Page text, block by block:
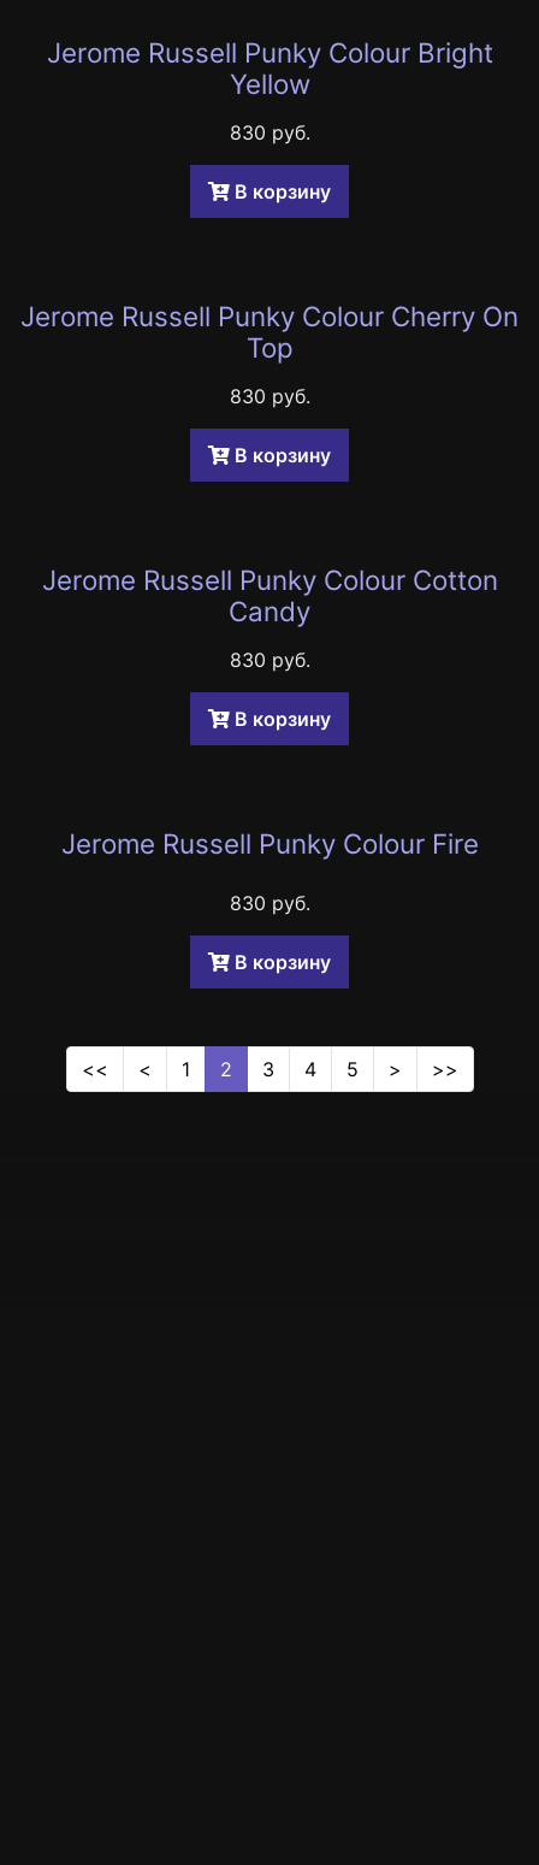
Jerome Russell Punky Colour Bright
Yellow
830 руб.
B корзину
Jerome Russell Punky Colour Cherry On
Top
830 руб.
B корзину
Jerome Russell Punky Colour Cotton
Candy
830 руб.
B корзину
Jerome Russell Punky Colour Fire
830 руб.
B корзину
<< < 1 2 3 4 5 > >>